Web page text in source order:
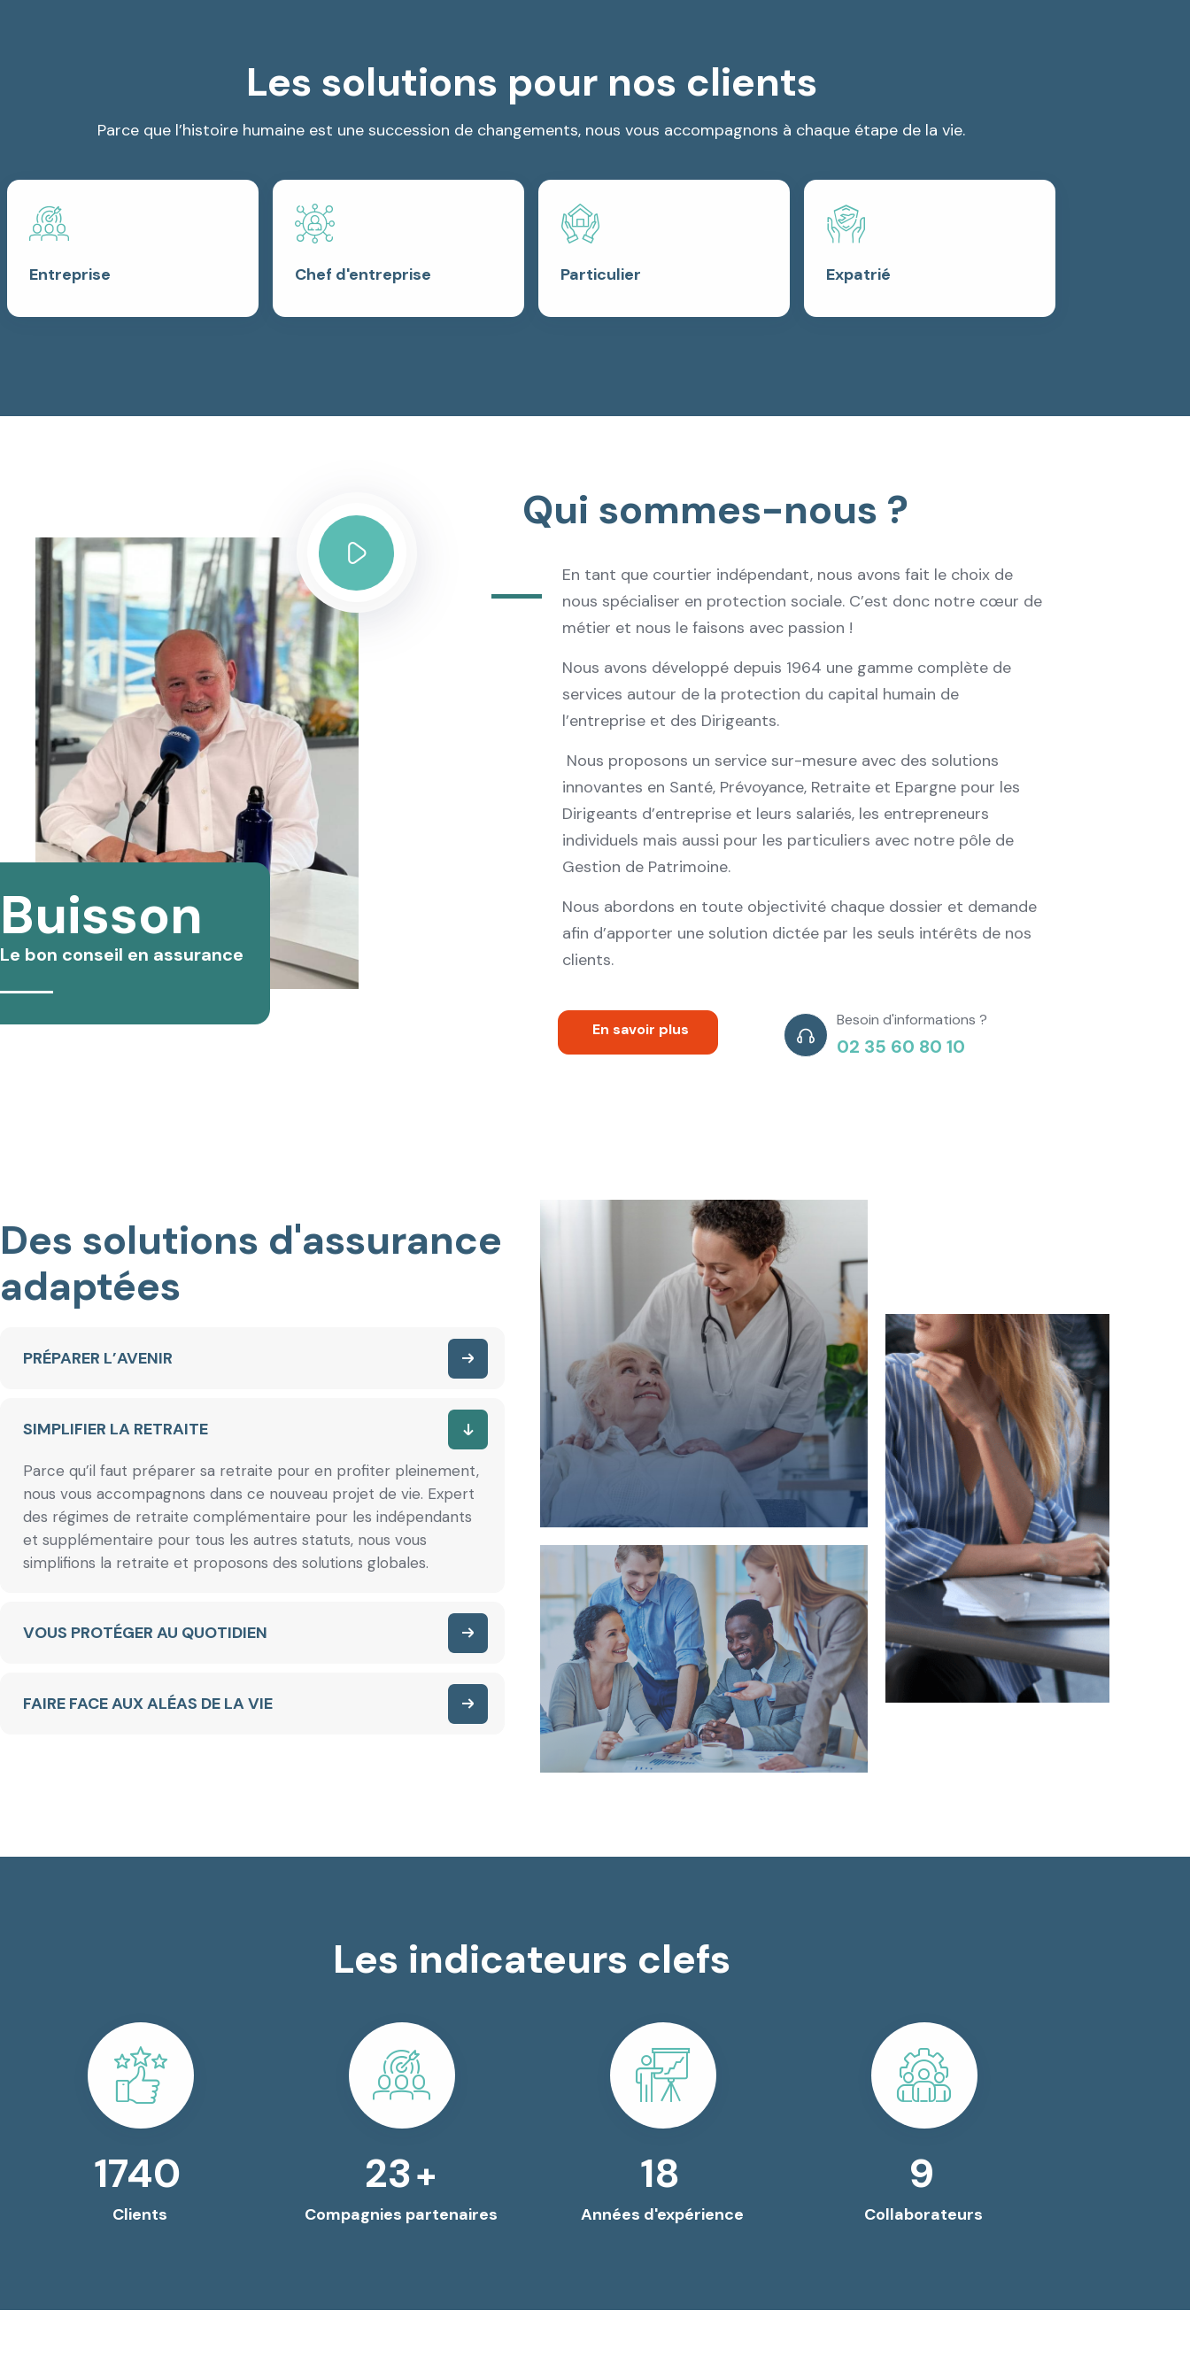
Les solutions pour nos clients
Parce que l’histoire humaine est une succession de changements, nous vous accompagnons à chaque étape de la vie.
Entreprise Chef d'entreprise Particulier Expatrié
Buisson
Le bon conseil en assurance
Qui sommes-nous ?
En tant que courtier indépendant, nous avons fait le choix de
nous spécialiser en protection sociale. C’est donc notre cœur de
métier et nous le faisons avec passion !
Nous avons développé depuis 1964 une gamme complète de
services autour de la protection du capital humain de
l’entreprise et des Dirigeants.
Nous proposons un service sur-mesure avec des solutions
innovantes en Santé, Prévoyance, Retraite et Epargne pour les
Dirigeants d’entreprise et leurs salariés, les entrepreneurs
individuels mais aussi pour les particuliers avec notre pôle de
Gestion de Patrimoine.
Nous abordons en toute objectivité chaque dossier et demande
afin d’apporter une solution dictée par les seuls intérêts de nos
clients.
En savoir plus
Besoin d'informations ?
02 35 60 80 10
Des solutions d'assurance
adaptées
PRÉPARER L’AVENIR
SIMPLIFIER LA RETRAITE
Parce qu’il faut préparer sa retraite pour en profiter pleinement,
nous vous accompagnons dans ce nouveau projet de vie. Expert
des régimes de retraite complémentaire pour les indépendants
et supplémentaire pour tous les autres statuts, nous vous
simplifions la retraite et proposons des solutions globales.
VOUS PROTÉGER AU QUOTIDIEN
FAIRE FACE AUX ALÉAS DE LA VIE
Les indicateurs clefs
3000
Clients
40 +
Compagnies partenaires
30
Années d'expérience
15
Collaborateurs